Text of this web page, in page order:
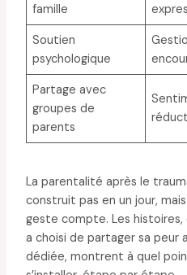
famille
Soutien
psychologique
Partage avec
groupes de
parents
La parentalité après le
construit pas en un jour,
geste compte. Les histoires,
a choisi de partager sa peur
dédiée, montrent à quel